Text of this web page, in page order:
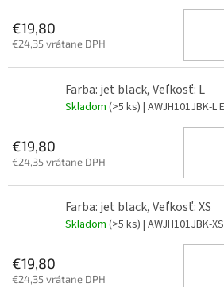
€19,80
€24,35 vrátane DPH
Farba: jet black, Veľkosť: L
Skladom (>5 ks) | AWJH101JBK-L
€19,80
€24,35 vrátane DPH
Farba: jet black, Veľkosť: XS
Skladom (>5 ks) | AWJH101JBK-XS
€19,80
€24,35 vrátane DPH